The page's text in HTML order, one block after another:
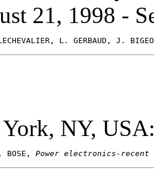
21, 1998 -
L. GERBAUD, J.
NY,
BOSE, Power electronics-recent